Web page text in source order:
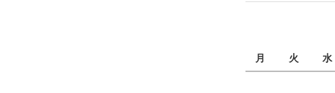
月
火 水